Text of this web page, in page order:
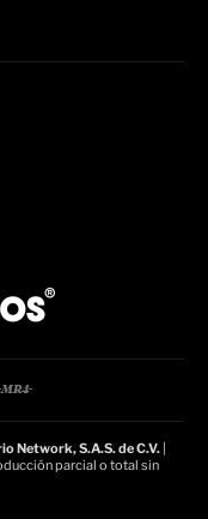
Network, S.A.S. de C.V. |
parcial o total sin